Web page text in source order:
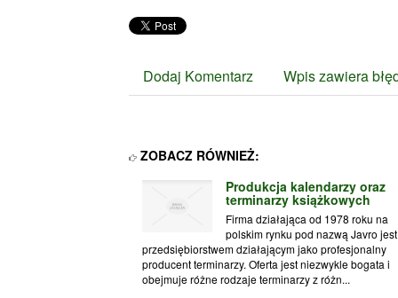
Dodaj Komentarz Wpis zawiera
ZOBACZ RÓWNIEŻ:
Produkcja kalendarzy oraz
terminarzy książkowych
Firma działająca od 1978 roku na
polskim rynku pod nazwą Javro jest
przedsiębiorstwem działającym jako profesjonalny
producent terminarzy. Oferta jest niezwykle bogata i
obejmuje różne rodzaje terminarzy z różn...